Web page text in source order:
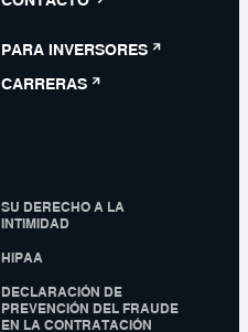
PARA INVERSORES
CARRERAS
SU DERECHO A LA
INTIMIDAD
HIPAA
DECLARACIÓN DE
PREVENCIÓN DEL FRAUDE
EN LA CONTRATACIÓN